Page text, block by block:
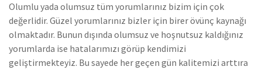
Olumlu yada olumsuz tüm yorumlarınız bizim için çok
değerlidir. Güzel yorumlarınız bizler için birer övünç kaynağı
olmaktadır. Bunun dışında olumsuz ve hoşnutsuz kaldığınız
yorumlarda ise hatalarımızı görüp kendimizi
geliştirmekteyiz. Bu sayede her geçen gün kalitemizi arttıra